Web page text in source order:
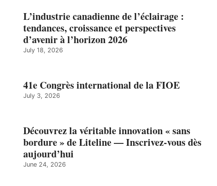
L’industrie canadienne de l’éclairage :
tendances, croissance et perspectives
d’avenir à l’horizon 2026
July 18, 2026
41e Congrès international de la FIOE
July 3, 2026
Découvrez la véritable innovation « sans
bordure » de Liteline — Inscrivez-vous dès
aujourd’hui
June 24, 2026